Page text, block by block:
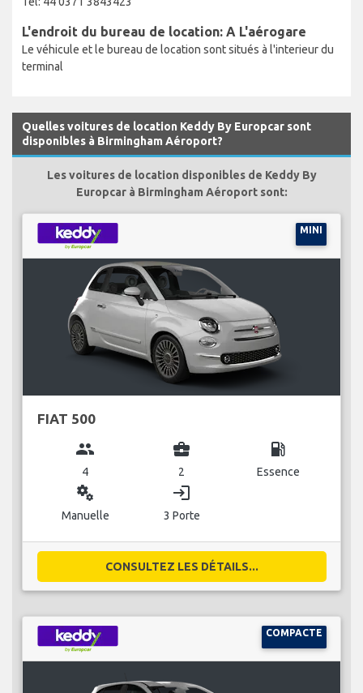
L'endroit du bureau de location: A L'aérogare
Le véhicule et le bureau de location sont situés à l'interieur du
terminal
Quelles voitures de location Keddy By Europcar sont
disponibles à Birmingham Aéroport?
Les voitures de location disponibles de Keddy By
Europcar à Birmingham Aéroport sont:
MINI
FIAT 500
group
4
business_center
2
local_gas_station
Essence
miscellaneous_services
Manuelle
login
3 Porte
CONSULTEZ LES DÉTAILS...
COMPACTE